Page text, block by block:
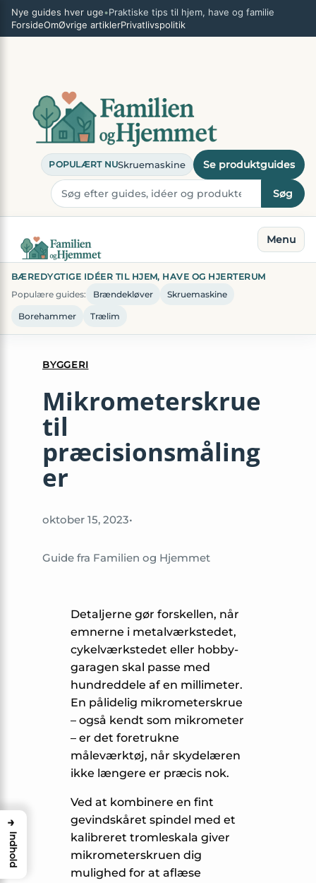
Spring
Nye guides hver uge•Praktiske tips til hjem, have og familie
ForsideOmØvrige artiklerPrivatlivspolitik
POPULÆRT NUSkruemaskine Se produktguides
Søg
Menu
BÆREDYGTIGE IDÉER TIL HJEM, HAVE OG HJERTERUM
Populære guides:
Brændekløver Skruemaskine
Borehammer Trælim
BYGGERI
Mikrometerskrue
til
præcisionsmåling
er
oktober 15, 2023•
Guide fra Familien og Hjemmet
Detaljerne gør forskellen, når
emnerne i metalværkstedet,
cykelværkstedet eller hobby­
garagen skal passe med
hundred­dele af en millimeter.
En pålidelig mikrometerskrue
– også kendt som mikrometer
– er det foretrukne
måleværktøj, når skydelæren
ikke længere er præcis nok.
Ved at kombinere en fint
gevindskåret spindel med et
kalibreret tromleskala giver
mikrometerskruen dig
mulighed for at aflæse
→
Indhold